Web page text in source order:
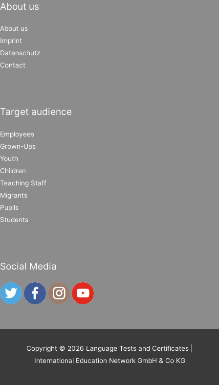
About us
About us
Imprint
Datenschutz
Contact
Target audience
Employees
Grown-Ups
Youth
Children
Teaching Staff
Migrants
Pupils
Students
Social Media
Copyright © 2026 Language Tests and Certificates
International Education Network GmbH & Co KG